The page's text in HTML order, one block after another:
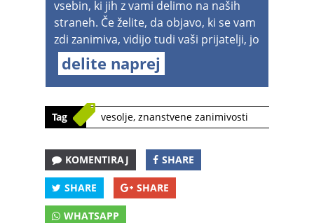
vsebin, ki jih z vami delimo na naših
straneh. Če želite, da objavo, ki se vam
zdi zanimiva, vidijo tudi vaši prijatelji, jo
delite naprej
Tag vesolje, znanstvene zanimivosti
KOMENTIRAJ SHARE
SHARE SHARE
WHATSAPP